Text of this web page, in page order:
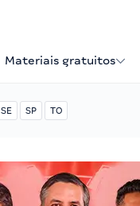
Materiais gratuitos
SE SP TO